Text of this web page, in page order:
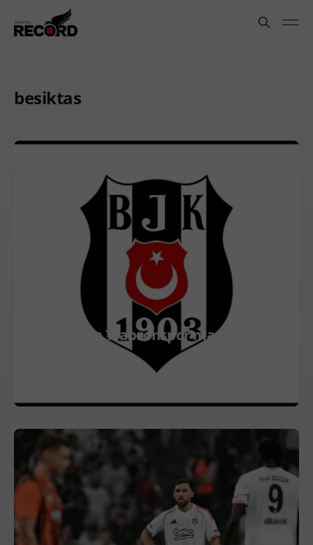
besiktas
Beşiktaş’ta Trabzonspor maçı ilk 11’i